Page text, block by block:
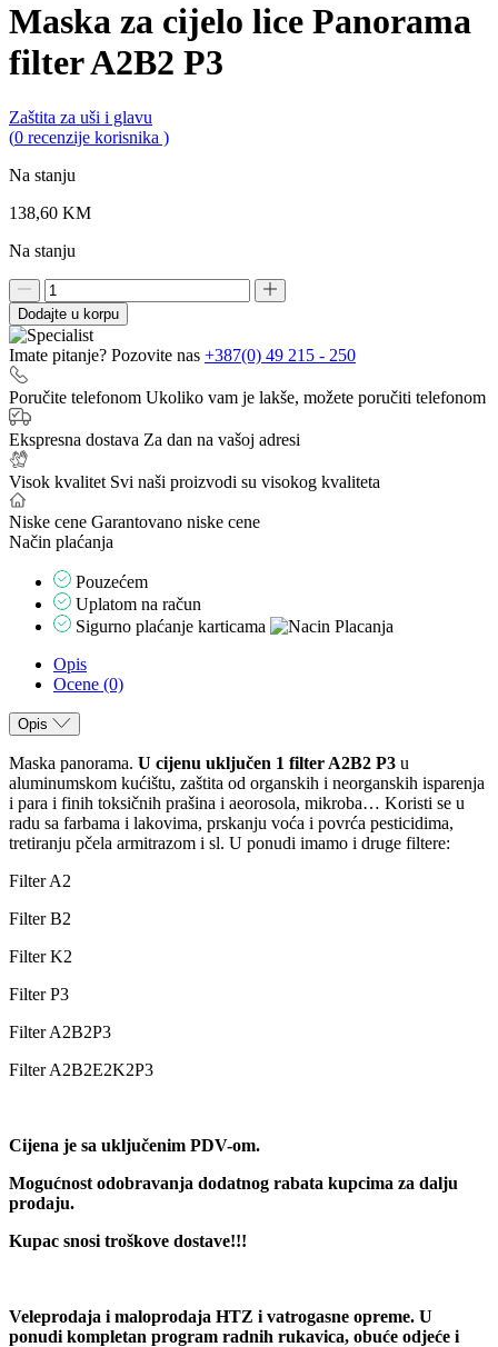
Maska za cijelo lice Panorama
filter A2B2 P3
Zaštita za uši i glavu
0,0
(0 recenzije korisnika )
Na stanju
138,60 KM
Na stanju
Maska
za
cijelo
lice
Panorama
filter
A2B2
količina
Dodajte u korpu
Imate pitanje? Pozovite nas +387(0) 49 215 - 250
Poručite telefonom Ukoliko vam je lakše, možete poručiti telefonom
Ekspresna dostava Za dan na vašoj adresi
Visok kvalitet Svi naši proizvodi su visokog kvaliteta
Niske cene Garantovano niske cene
Način plaćanja
Pouzećem
Uplatom na račun
Sigurno plaćanje karticama
Opis
Ocene (0)
Opis
Maska panorama. U cijenu uključen 1 filter A2B2 P3 u
aluminumskom kućištu, zaštita od organskih i neorganskih isparenja
i para i finih toksičnih prašina i aeorosola, mikroba… Koristi se u
radu sa farbama i lakovima, prskanju voća i povrća pesticidima,
tretiranju pčela armitrazom i sl. U ponudi imamo i druge filtere:
Filter A2
Filter B2
Filter K2
Filter P3
Filter A2B2P3
Filter A2B2E2K2P3
Cijena je sa uključenim PDV-om.
Mogućnost odobravanja dodatnog rabata kupcima za dalju
prodaju.
Kupac snosi troškove dostave!!!
Veleprodaja i maloprodaja HTZ i vatrogasne opreme. U
ponudi kompletan program radnih rukavica, obuće odjeće i